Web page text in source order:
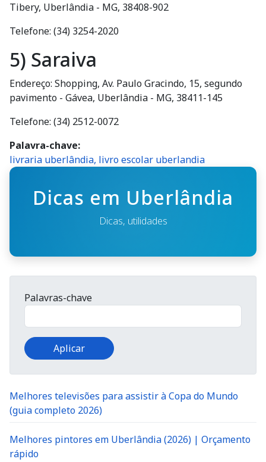
Tibery, Uberlândia - MG, 38408-902
Telefone: (34) 3254-2020
5) Saraiva
Endereço: Shopping, Av. Paulo Gracindo, 15, segundo
pavimento - Gávea, Uberlândia - MG, 38411-145
Telefone: (34) 2512-0072
Palavra-chave
livraria uberlândia, livro escolar uberlandia
Dicas em Uberlândia
Dicas, utilidades
Palavras-chave
Melhores televisões para assistir à Copa do Mundo
(guia completo 2026)
Melhores pintores em Uberlândia (2026) | Orçamento
rápido